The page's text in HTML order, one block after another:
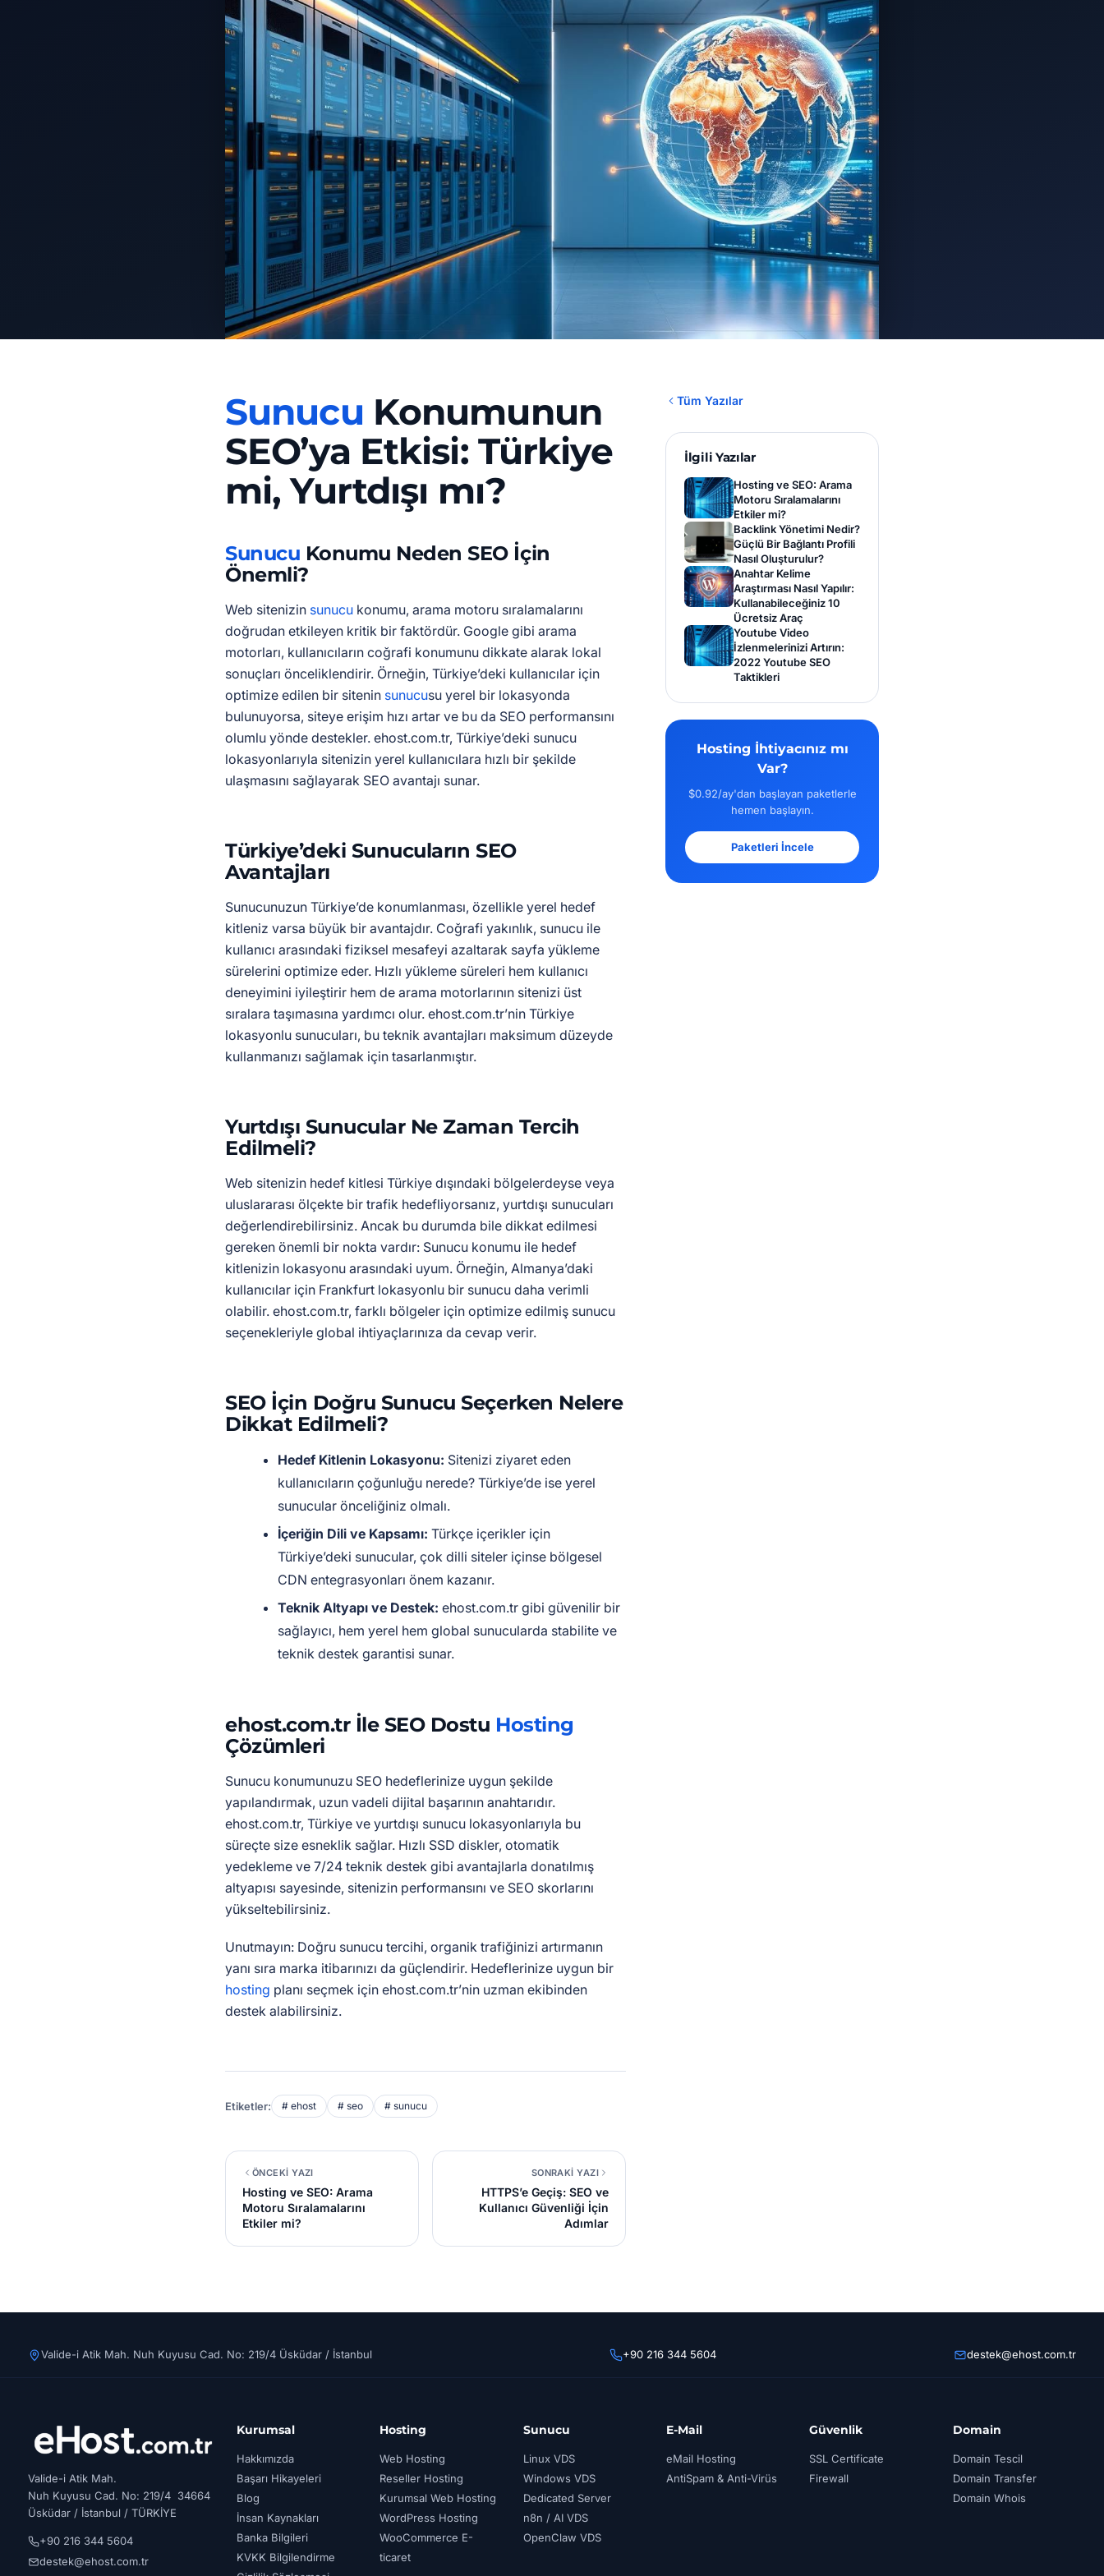
Sunucu Konumunun
SEO’ya Etkisi: Türkiye
mi, Yurtdışı mı?
Sunucu Konumu Neden SEO İçin
Önemli?
Web sitenizin sunucu konumu, arama motoru sıralamalarını
doğrudan etkileyen kritik bir faktördür. Google gibi arama
motorları, kullanıcıların coğrafi konumunu dikkate alarak lokal
sonuçları önceliklendirir. Örneğin, Türkiye’deki kullanıcılar için
optimize edilen bir sitenin sunucusu yerel bir lokasyonda
bulunuyorsa, siteye erişim hızı artar ve bu da SEO performansını
olumlu yönde destekler. ehost.com.tr, Türkiye’deki sunucu
lokasyonlarıyla sitenizin yerel kullanıcılara hızlı bir şekilde
ulaşmasını sağlayarak SEO avantajı sunar.
Türkiye’deki Sunucuların SEO
Avantajları
Sunucunuzun Türkiye’de konumlanması, özellikle yerel hedef
kitleniz varsa büyük bir avantajdır. Coğrafi yakınlık, sunucu ile
kullanıcı arasındaki fiziksel mesafeyi azaltarak sayfa yükleme
sürelerini optimize eder. Hızlı yükleme süreleri hem kullanıcı
deneyimini iyileştirir hem de arama motorlarının sitenizi üst
sıralara taşımasına yardımcı olur. ehost.com.tr’nin Türkiye
lokasyonlu sunucuları, bu teknik avantajları maksimum düzeyde
kullanmanızı sağlamak için tasarlanmıştır.
Yurtdışı Sunucular Ne Zaman Tercih
Edilmeli?
Web sitenizin hedef kitlesi Türkiye dışındaki bölgelerdeyse veya
uluslararası ölçekte bir trafik hedefliyorsanız, yurtdışı sunucuları
değerlendirebilirsiniz. Ancak bu durumda bile dikkat edilmesi
gereken önemli bir nokta vardır: Sunucu konumu ile hedef
kitlenizin lokasyonu arasındaki uyum. Örneğin, Almanya’daki
kullanıcılar için Frankfurt lokasyonlu bir sunucu daha verimli
olabilir. ehost.com.tr, farklı bölgeler için optimize edilmiş sunucu
seçenekleriyle global ihtiyaçlarınıza da cevap verir.
SEO İçin Doğru Sunucu Seçerken Nelere
Dikkat Edilmeli?
Hedef Kitlenin Lokasyonu: Sitenizi ziyaret eden
kullanıcıların çoğunluğu nerede? Türkiye’de ise yerel
sunucular önceliğiniz olmalı.
İçeriğin Dili ve Kapsamı: Türkçe içerikler için
Türkiye’deki sunucular, çok dilli siteler içinse bölgesel
CDN entegrasyonları önem kazanır.
Teknik Altyapı ve Destek: ehost.com.tr gibi güvenilir bir
sağlayıcı, hem yerel hem global sunucularda stabilite ve
teknik destek garantisi sunar.
ehost.com.tr İle SEO Dostu Hosting
Çözümleri
Sunucu konumunuzu SEO hedeflerinize uygun şekilde
yapılandırmak, uzun vadeli dijital başarının anahtarıdır.
ehost.com.tr, Türkiye ve yurtdışı sunucu lokasyonlarıyla bu
süreçte size esneklik sağlar. Hızlı SSD diskler, otomatik
yedekleme ve 7/24 teknik destek gibi avantajlarla donatılmış
altyapısı sayesinde, sitenizin performansını ve SEO skorlarını
yükseltebilirsiniz.
Unutmayın: Doğru sunucu tercihi, organik trafiğinizi artırmanın
yanı sıra marka itibarınızı da güçlendirir. Hedeflerinize uygun bir
hosting planı seçmek için ehost.com.tr’nin uzman ekibinden
destek alabilirsiniz.
Etiketler: # ehost # seo # sunucu
ÖNCEKİ YAZI
Hosting ve SEO: Arama
Motoru Sıralamalarını
Etkiler mi?
SONRAKİ YAZI
HTTPS’e Geçiş: SEO ve
Kullanıcı Güvenliği İçin
Adımlar
Tüm Yazılar
İlgili Yazılar
Hosting ve SEO: Arama
Motoru Sıralamalarını
Etkiler mi?
Backlink Yönetimi Nedir?
Güçlü Bir Bağlantı Profili
Nasıl Oluşturulur?
Anahtar Kelime
Araştırması Nasıl Yapılır:
Kullanabileceğiniz 10
Ücretsiz Araç
Youtube Video
İzlenmelerinizi Artırın:
2022 Youtube SEO
Taktikleri
Hosting İhtiyacınız mı
Var?
$0.92/ay'dan başlayan paketlerle
hemen başlayın.
Paketleri İncele
Valide-i Atik Mah. Nuh Kuyusu Cad. No: 219/4 Üsküdar / İstanbul +90 216 344 5604 destek@ehost.com.tr
Valide-i Atik Mah.
Nuh Kuyusu Cad. No: 219/4 34664
Üsküdar / İstanbul / TÜRKİYE
+90 216 344 5604
destek@ehost.com.tr
Kurumsal
Hakkımızda
Başarı Hikayeleri
Blog
İnsan Kaynakları
Banka Bilgileri
KVKK Bilgilendirme
Hosting
Web Hosting
Reseller Hosting
Kurumsal Web Hosting
WordPress Hosting
WooCommerce E-
ticaret
Sunucu
Linux VDS
Windows VDS
Dedicated Server
n8n / AI VDS
OpenClaw VDS
E-Mail
eMail Hosting
AntiSpam & Anti-Virüs
Güvenlik
SSL Certificate
Firewall
Domain
Domain Tescil
Domain Transfer
Domain Whois